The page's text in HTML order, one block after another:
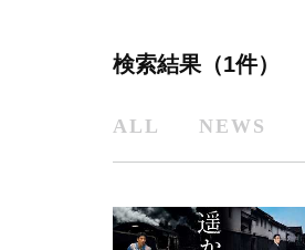
検索結果（1件）
ALL NEWS